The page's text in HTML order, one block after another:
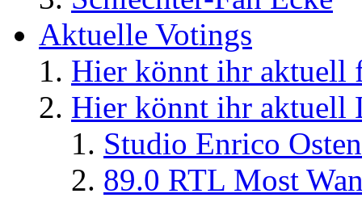
Aktuelle Votings
Hier könnt ihr aktuell
Hier könnt ihr aktuell
Studio Enrico
89.0 RTL Most